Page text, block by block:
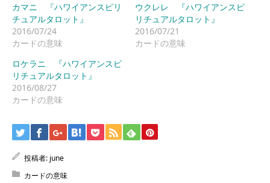
カマニ 『ハワイアンスピリ
チュアルタロット』
2016/07/24
カードの意味
ウクレレ 『ハワイアンスピ
リチュアルタロット』
2016/07/21
カードの意味
ロケラニ 『ハワイアンスピ
リチュアルタロット』
2016/08/27
カードの意味
投稿者: june
カードの意味